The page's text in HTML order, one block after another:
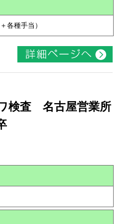
各種手当）
検査 名古屋営業所